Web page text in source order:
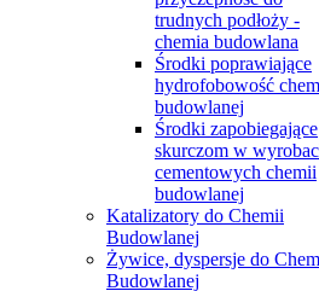
trudnych podłoży -
chemia budowlana
Środki poprawiające
hydrofobowość
budowlanej
Środki zapobiegające
skurczom w
cementowych chemii
budowlanej
Katalizatory do Chemii
Budowlanej
Żywice, dyspersje do
Budowlanej